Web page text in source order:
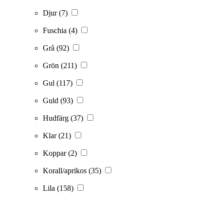
Djur(7)
Fuschia (4)
Grå (92)
Grön (211)
Gul (117)
Guld (93)
Hudfärg (37)
Klar(21)
Koppar(2)
Korall/aprikos (35)
Lila (158)